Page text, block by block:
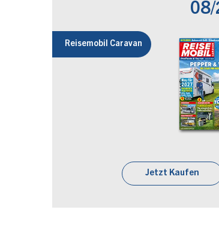
Reisemobil Caravan
Jetzt Kaufen